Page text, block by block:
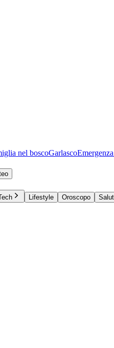
nel boscoGarlasco
Lifestyle Oroscopo